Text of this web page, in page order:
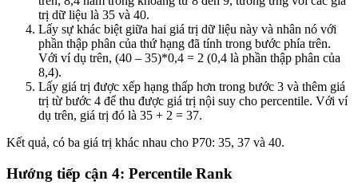
trị dữ liệu là 35 và 40.
Lấy sự khác biệt giữa hai giá trị dữ liệu này và nhân nó với
phần thập phân của thứ hạng đã tính trong bước phía trên.
Với ví dụ trên, (40 – 35)*0,4 = 2 (0,4 là phần thập phân của
8,4).
Lấy giá trị được xếp hạng thấp hơn trong bước 3 và thêm giá
trị từ bước 4 để thu được giá trị nội suy cho percentile. Với ví
dụ trên, giá trị đó là 35 + 2 = 37.
Kết quả, có ba giá trị khác nhau cho P70: 35, 37 và 40.
Hướng tiếp cận 4: Percentile Rank